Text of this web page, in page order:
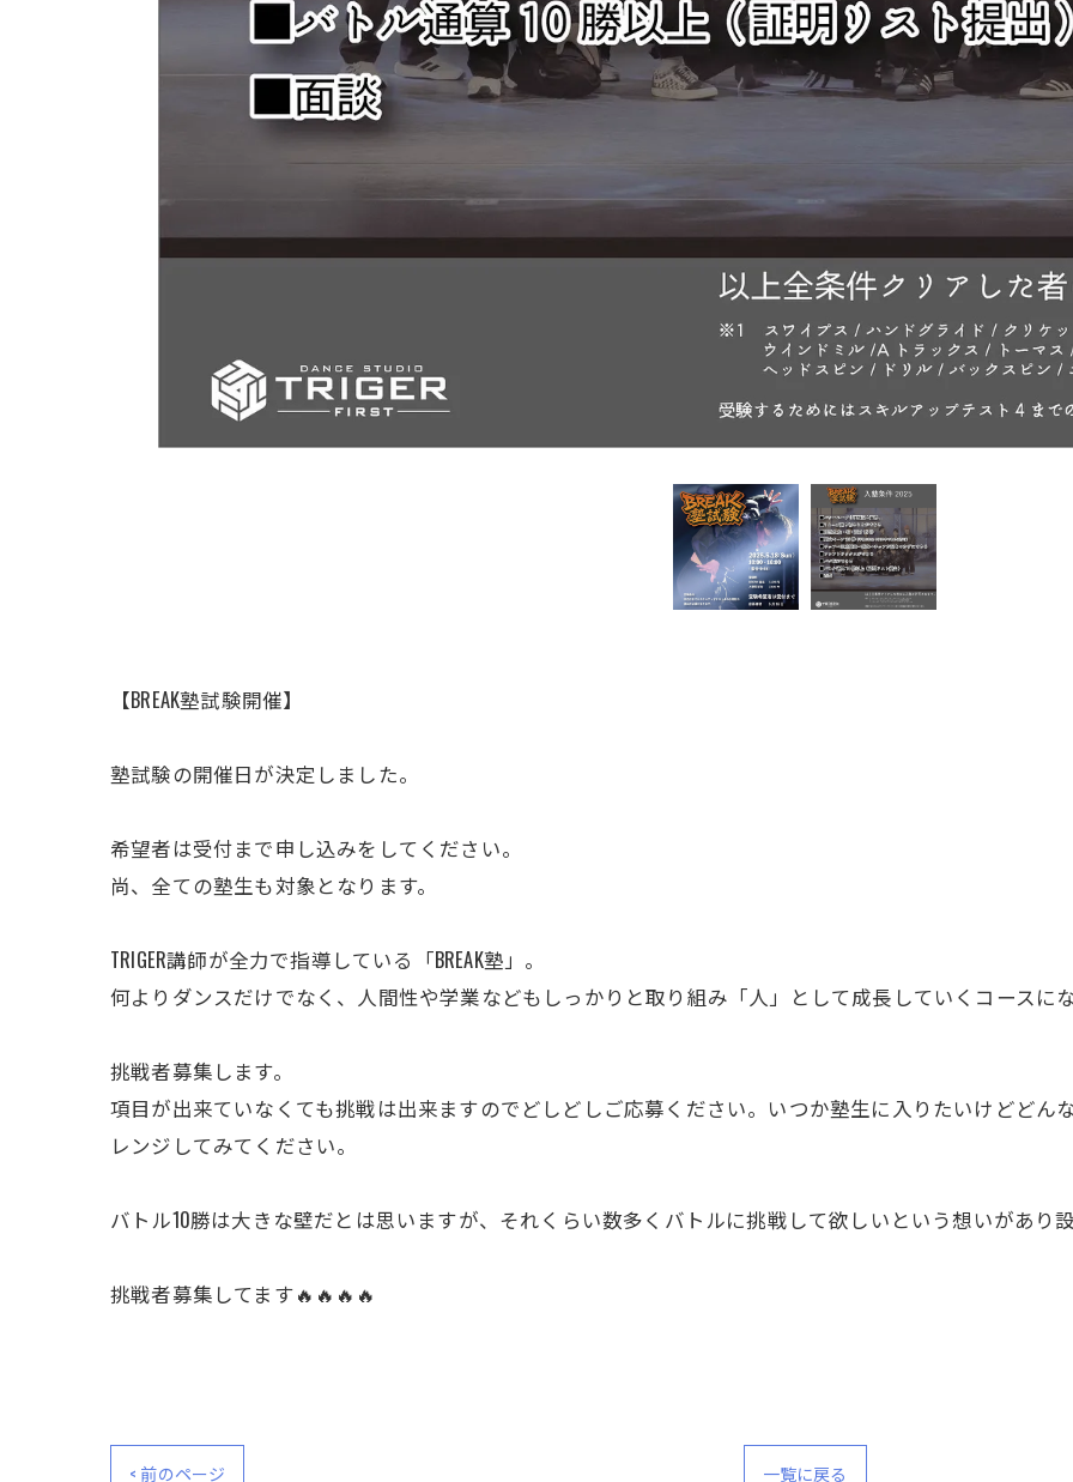
【BREAK塾試験開催】
塾試験の開催日が決定しました。
希望者は受付まで申し込みをしてください。
尚、全ての塾生も対象となります。
TRIGER講師が全力で指導している「BREAK塾」。
何よりダンスだけでなく、人間性や学業などもしっかりと取り組み「人」として成長していくコースにな
挑戦者募集します。
項目が出来ていなくても挑戦は出来ますのでどしどしご応募ください。いつか塾生に入りたいけどどん
レンジしてみてください。
バトル10勝は大きな壁だとは思いますが、それくらい数多くバトルに挑戦して欲しいという想いがあり設
挑戦者募集してます🔥🔥🔥🔥
< 前のページ 一覧に戻る
ジオのこと、先生たちのことなどゆるく配信中
ジオのこと、先生たちのことなどゆるく配信中